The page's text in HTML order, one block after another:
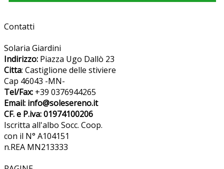
Contatti
Solaria Giardini
Indirizzo: Piazza Ugo Dallò 23
Citta: Castiglione delle stiviere
Cap 46043 -MN-
Tel/Fax: +39 0376944265
Email: info@solesereno.it
CF. e P.iva: 01974100206
Iscritta all'albo Socc. Coop.
con il N° A104151
n.REA MN213333